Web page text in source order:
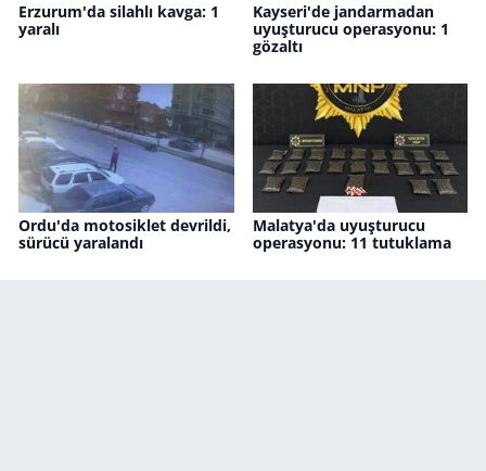
Erzurum'da silahlı kavga: 1
yaralı
Kayseri'de jandarmadan
uyuşturucu operasyonu: 1
gözaltı
Ordu'da motosiklet devrildi,
sürücü yaralandı
Malatya'da uyuşturucu
operasyonu: 11 tutuklama